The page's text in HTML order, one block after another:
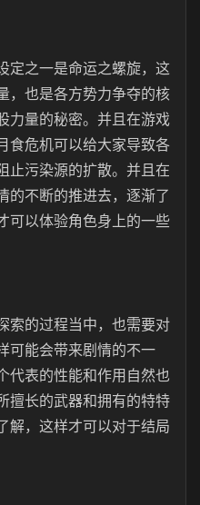
定之一是命运之螺旋，这
，也是各方势力争夺的核
力量的秘密。并且在游戏
食危机可以给大家导致各
止污染源的扩散。并且在
的不断的推进去，逐渐了
可以体验角色身上的一些
索的过程当中，也需要对
可能会带来剧情的不一
代表的性能和作用自然也
擅长的武器和拥有的特特
解，这样才可以对于结局